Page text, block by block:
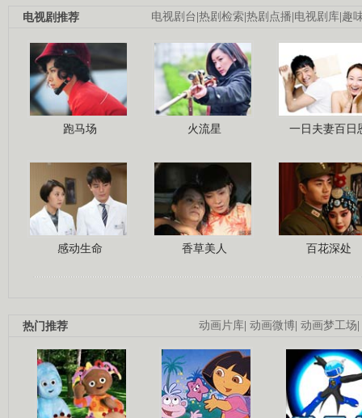
电视剧台|热剧检索|热剧点播|电视剧库|趣
电视剧推荐
跑马场 火流星 一日夫妻百日
感动生命 香草美人 百花深处
动画片库| 动画微博| 动画梦工场|
热门推荐